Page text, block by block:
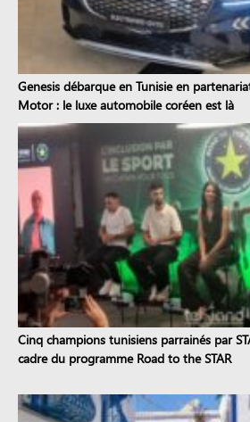
Genesis débarque en Tunisie en
Motor : le luxe automobile coréen est là
Cinq champions tunisiens parrainés par
cadre du programme Road to the STAR